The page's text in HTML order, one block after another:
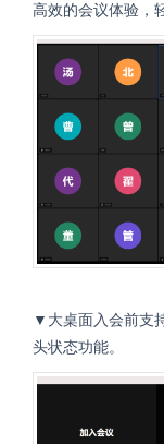
高效的会议体验，
▼大桌面入会前支
头状态功能。